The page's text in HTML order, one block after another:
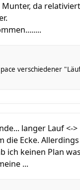
da
verschiedener
langer Lauf <->
Ecke.
ich keinen Plan
...